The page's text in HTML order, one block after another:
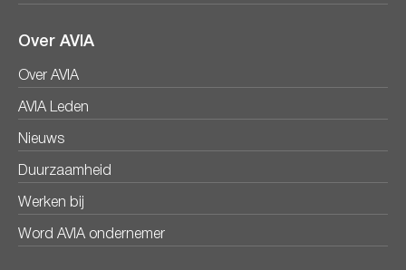
Over AVIA
Over AVIA
AVIA Leden
Nieuws
Duurzaamheid
Werken bij
Word AVIA ondernemer